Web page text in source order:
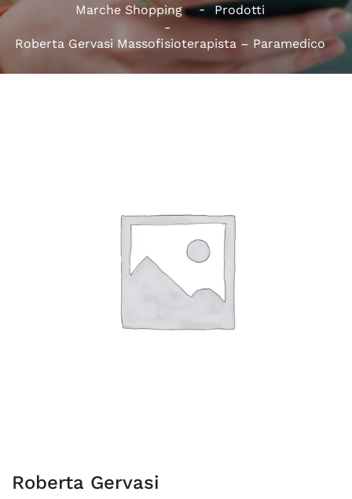
Marche Shopping Prodotti
Roberta Gervasi Massofisioterapista – Paramedico
Roberta Gervasi